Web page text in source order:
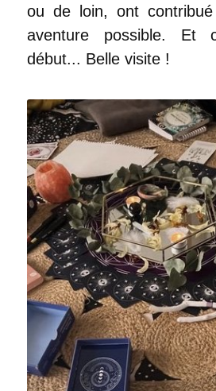
ou de loin, ont
aventure possible. Et
début... Belle visite !